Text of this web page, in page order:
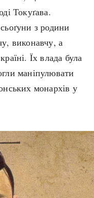
Токуґава.
з родини
виконавчу, а
Їх влада була
маніпулювати
монархів у